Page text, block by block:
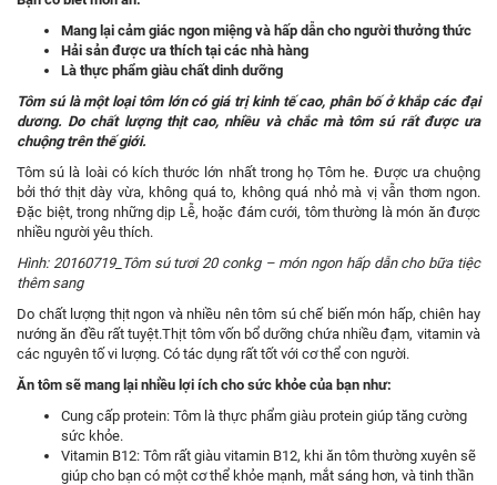
Mang lại cảm giác ngon miệng và hấp dẫn cho người thưởng thức
Hải sản được ưa thích tại các nhà hàng
Là thực phẩm giàu chất dinh dưỡng
Tôm sú là một loại tôm lớn có giá trị kinh tế cao, phân bố ở khắp các đại
dương. Do chất lượng thịt cao, nhiều và chắc mà tôm sú rất được ưa
chuộng trên thế giới.
Tôm sú là loài có kích thước lớn nhất trong họ Tôm he. Được ưa chuộng
bởi thớ thịt dày vừa, không quá to, không quá nhỏ mà vị vẫn thơm ngon.
Đặc biệt, trong những dịp Lễ, hoặc đám cưới, tôm thường là món ăn được
nhiều người yêu thích.
Hình: 20160719_Tôm sú tươi 20 conkg – món ngon hấp dẫn cho bữa tiệc
thêm sang
Do chất lượng thịt ngon và nhiều nên tôm sú chế biến món hấp, chiên hay
nướng ăn đều rất tuyệt.Thịt tôm vốn bổ dưỡng chứa nhiều đạm, vitamin và
các nguyên tố vi lượng. Có tác dụng rất tốt với cơ thể con người.
Ăn tôm sẽ mang lại nhiều lợi ích cho sức khỏe của bạn như:
Cung cấp protein: Tôm là thực phẩm giàu protein giúp tăng cường
sức khỏe.
Vitamin B12: Tôm rất giàu vitamin B12, khi ăn tôm thường xuyên sẽ
giúp cho bạn có một cơ thể khỏe mạnh, mắt sáng hơn, và tinh thần